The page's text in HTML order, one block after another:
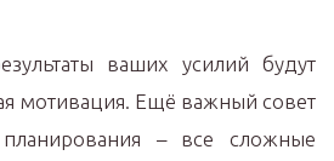
ваших усилий будут
мотивация. Ещё важный совет
– все сложные